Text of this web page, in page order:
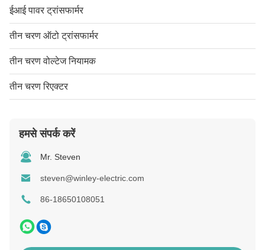
ईआई पावर ट्रांसफार्मर
तीन चरण ऑटो ट्रांसफार्मर
तीन चरण वोल्टेज नियामक
तीन चरण रिएक्टर
हमसे संपर्क करें
Mr. Steven
steven@winley-electric.com
86-18650108051